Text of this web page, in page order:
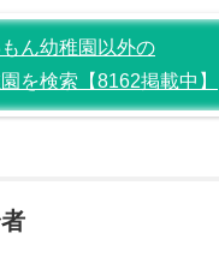
ん幼稚園以外の
を検索【8162掲載中】